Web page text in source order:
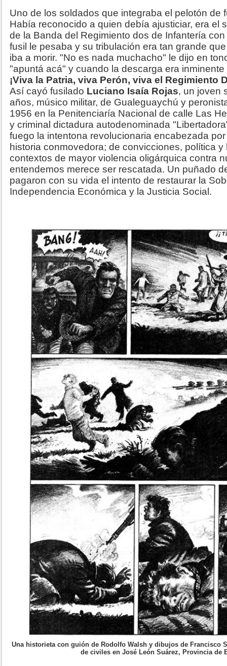
Uno de los soldados que integraba el pelotón de
Había reconocido a quien debía ajusticiar, era el
de la Banda del Regimiento dos de Infantería
fusil le pesaba y su tribulación era tan grande
iba a morir. "No es nada muchacho" le dijo en
"apuntá acá" y cuando la descarga era inminente
¡Viva la Patria, viva Perón, viva el Regimiento
Así cayó fusilado Luciano Isaía Rojas, un joven
años, músico militar, de Gualeguaychú y
1956 en la Penitenciaría Nacional de calle Las
y criminal dictadura autodenominada
fuego la intentona revolucionaria encabezada
historia conmovedora; de convicciones, política
contextos de mayor violencia oligárquica contra
entendemos merece ser rescatada. Un puñado
pagaron con su vida el intento de restaurar la
Independencia Económica y la Justicia Social.
Una historieta con guión de Rodolfo Walsh y dibujos de Francisco
de civiles en José León Suárez, Provincia de